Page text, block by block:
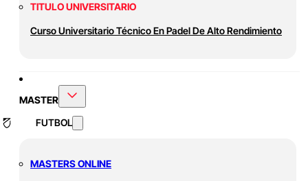
TITULO UNIVERSITARIO
Curso Universitario Técnico En Padel De Alto Rendimiento
MASTER
FUTBOL
MASTERS ONLINE